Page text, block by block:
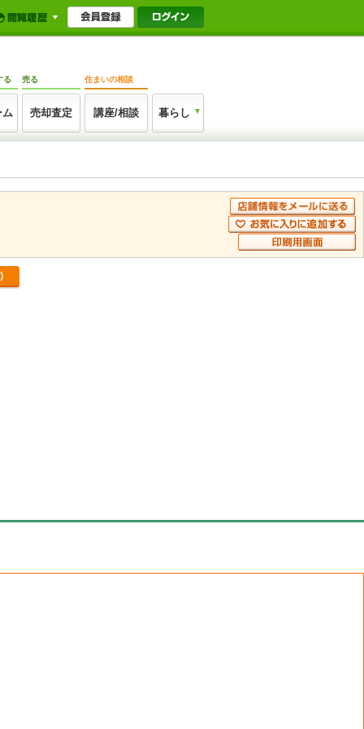
る
ム
売る
売却査定
住まいの相談
講座/相談 暮らし